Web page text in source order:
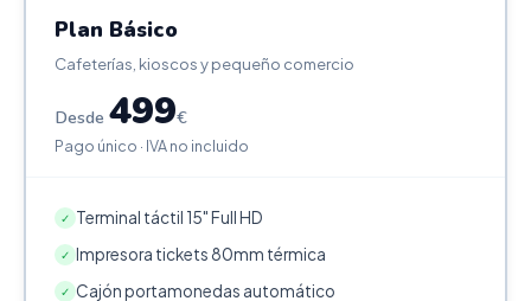
Plan Básico
Cafeterías, kioscos y pequeño comercio
Desde 499€
Pago único · IVA no incluido
✓ Terminal táctil 15" Full HD
✓ Impresora tickets 80mm térmica
✓ Cajón portamonedas automático